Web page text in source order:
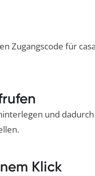
Zugangscode für
und dadurch
Klick